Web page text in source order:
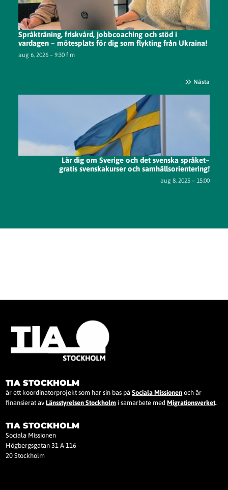
Språkträning, friskvård, jobbcoaching och stöd i
vardagen – mötesplats för dig som flykting från Ukraina!
aug 6, 2026 – 9:30 f m
Nästa
Lär dig om Sverige och det svenska språket–
gratis svenskakurser och samhällsorientering!
aug 8, 2025 – 15:00
TIA STOCKHOLM
är ett koordinatorprojekt som har sin bas påSociala Missionen och är
finansierat avLänsstyrelsen Stockholm i samarbete medMigrationsverket.
TIA STOCKHOLM
Sociala Missionen
Högbergsgatan 31 A 116
20 Stockholm